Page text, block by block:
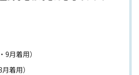
9月着用）
着用）